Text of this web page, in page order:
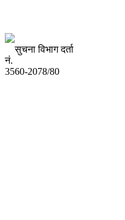
सुचना विभाग दर्ता
नं.
3560-2078/80